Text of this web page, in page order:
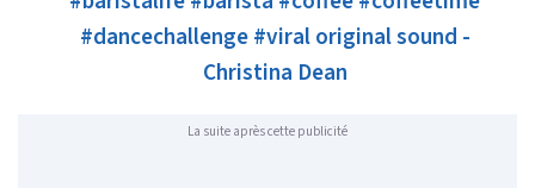
#dancechallenge#viraloriginal sound -
Christina Dean
La suite après cette publicité